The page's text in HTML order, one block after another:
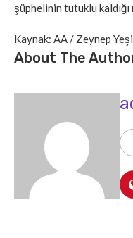
şüphelinin tutuklu kaldığı
Kaynak: AA / Zeynep
About The